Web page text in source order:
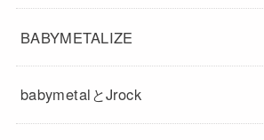
BABYMETALIZE
babymetalとJrock